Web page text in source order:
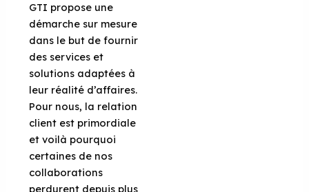
GTI propose une
démarche sur mesure
dans le but de fournir
des services et
solutions adaptées à
leur réalité d’affaires.
Pour nous, la relation
client est primordiale
et voilà pourquoi
certaines de nos
collaborations
perdurent depuis plus